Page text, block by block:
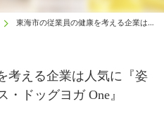
東海市の従業員の健康を考える企業は人気に『姿勢改善/加圧&ピラティス・ドッグヨガ One』
考える企業は人気に『姿
ドッグヨガ One』